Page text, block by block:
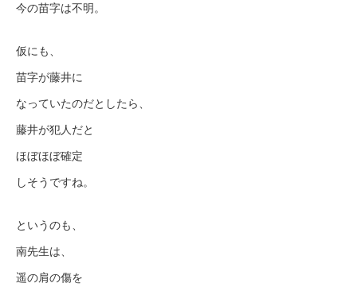
今の苗字は不明。
仮にも、
苗字が藤井に
なっていたのだとしたら、
藤井が犯人だと
ほぼほぼ確定
しそうですね。
というのも、
南先生は、
遥の肩の傷を